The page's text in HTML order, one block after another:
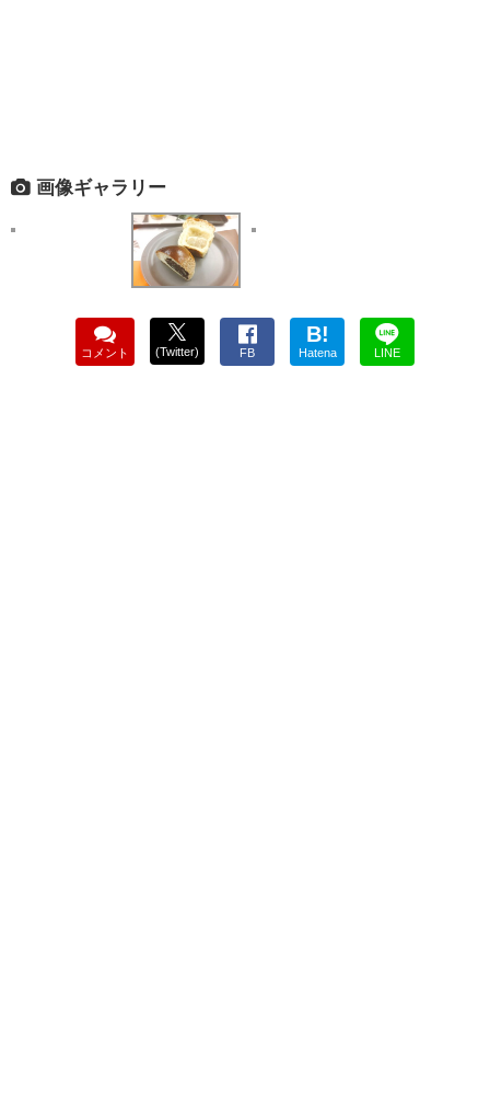
画像ギャラリー
コメント (Twitter) FB
B!
Hatena LINE